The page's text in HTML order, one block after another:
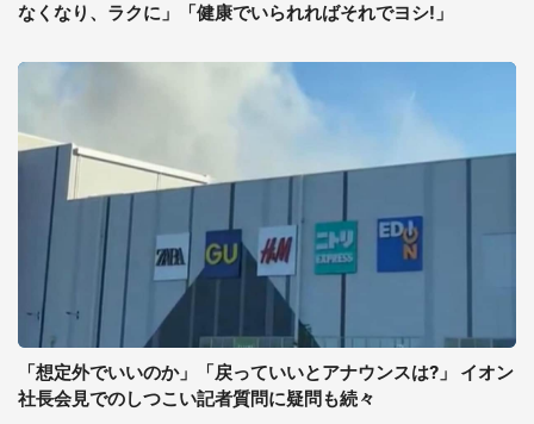
なくなり、ラクに」「健康でいられればそれでヨシ!」
「想定外でいいのか」「戻っていいとアナウンスは?」 イオン
社長会見でのしつこい記者質問に疑問も続々